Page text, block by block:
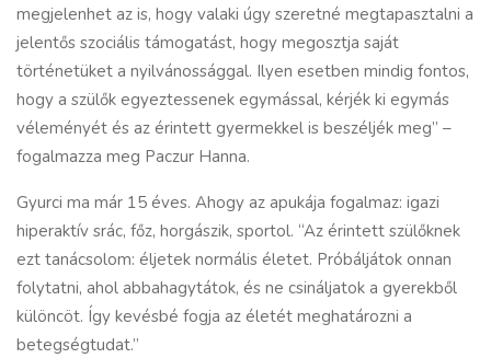
megjelenhet az is, hogy valaki úgy szeretné megtapasztalni a
jelentős szociális támogatást, hogy megosztja saját
történetüket a nyilvánossággal. Ilyen esetben mindig fontos,
hogy a szülők egyeztessenek egymással, kérjék ki egymás
véleményét és az érintett gyermekkel is beszéljék meg” –
fogalmazza meg Paczur Hanna.
Gyurci ma már 15 éves. Ahogy az apukája fogalmaz: igazi
hiperaktív srác, főz, horgászik, sportol. “Az érintett szülőknek
ezt tanácsolom: éljetek normális életet. Próbáljátok onnan
folytatni, ahol abbahagytátok, és ne csináljatok a gyerekből
különcöt. Így kevésbé fogja az életét meghatározni a
betegségtudat.”